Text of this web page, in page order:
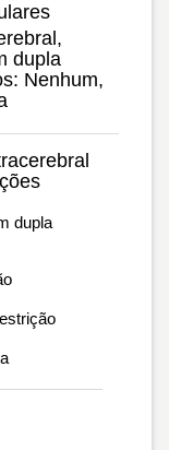
dupla
Nenhum,
dupla